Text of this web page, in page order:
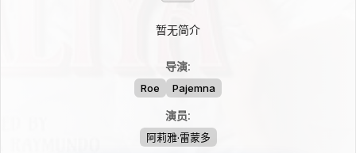
暂无简介
导演:
Roe Pajemna
演员:
阿莉雅·雷蒙多